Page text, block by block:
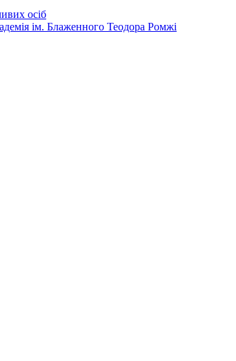
осіб
ім. Блаженного Теодора Ромжі